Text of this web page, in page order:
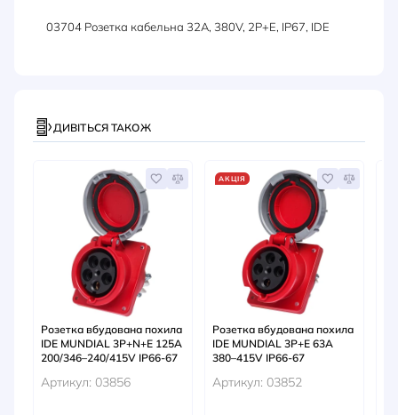
03704 Розетка кабельна 32А, 380V, 2P+E, IP67, IDE
ДИВІТЬСЯ ТАКОЖ
Розетка вбудована похила
IDE MUNDIAL 3P+N+E 125A
200/346–240/415V IP66-67
Артикул: 03856
АКЦІЯ
Розетка вбудована похила
IDE MUNDIAL 3P+E 63A
380–415V IP66-67
Артикул: 03852